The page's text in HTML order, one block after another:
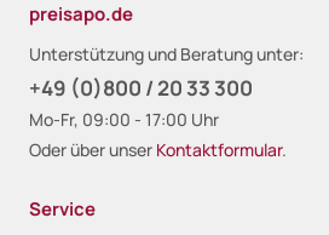
preisapo.de
Unterstützung und Beratung unter:
+49 (0)800 / 20 33 300
Mo-Fr, 09:00 - 17:00 Uhr
Oder über unser Kontaktformular.
Service